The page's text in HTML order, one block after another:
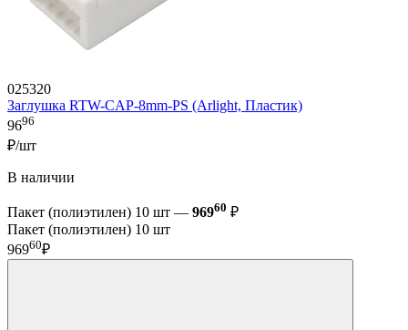
025320
Заглушка RTW-CAP-8mm-PS (Arlight, Пластик)
9696
₽/шт
В наличии
Пакет (полиэтилен) 10 шт — 96960 ₽
Пакет (полиэтилен) 10 шт
96960₽